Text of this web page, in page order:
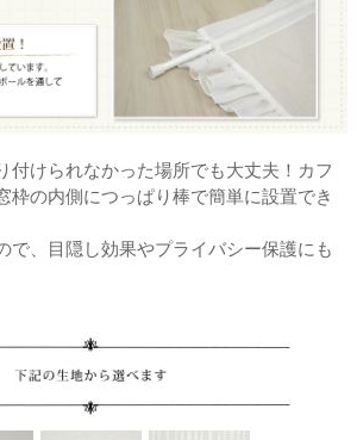
付けられなかった場所でも大丈夫！カフ
枠の内側につっぱり棒で簡単に設置でき
で、目隠し効果やプライバシー保護にも